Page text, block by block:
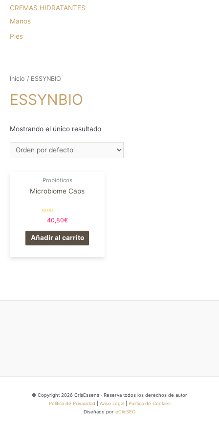
CREMAS HIDRATANTES
Manos
Pies
Inicio / ESSYNBIO
ESSYNBIO
Mostrando el único resultado
Probióticos
Microbiome Caps
Valorado
0
de
5
40,80€
Añadir al carrito
© Copyright 2026 CrisEssens · Reserva todos los derechos de autor
Política de Privacidad
Aviso Legal| Política de Cookies
Diseñado por eClicSEO